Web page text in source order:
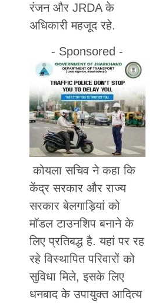
रंजन और JRDA के
अधिकारी महजूद रहे.
- Sponsored -
कोयला सचिव ने कहा कि
केंद्र सरकार और राज्य
सरकार बेलगाड़ियां को
मॉडल टाउनशिप बनाने के
लिए प्रतिबद्ध है. यहां पर रह
रहे विस्थापित परिवारों को
सुविधा मिले, इसके लिए
धनबाद के उपायुक्त आदित्य